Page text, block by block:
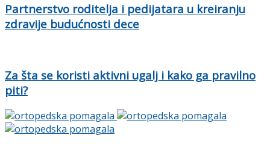
Partnerstvo roditelja i pedijatara u kreiranju
zdravije budućnosti dece
Za šta se koristi aktivni ugalj i kako ga pravilno
piti?